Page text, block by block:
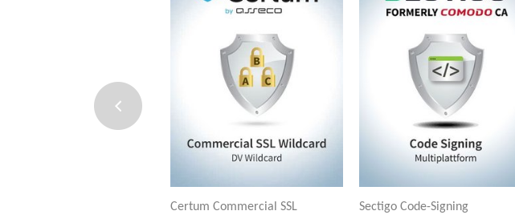
Certum Commercial SSL
Sectigo Code-Signing